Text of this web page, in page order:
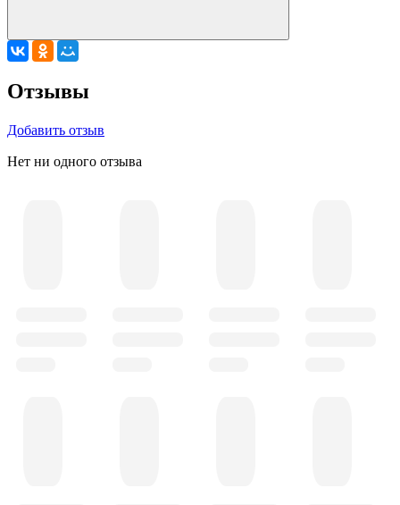
Отзывы
Добавить отзыв
Нет ни одного отзыва